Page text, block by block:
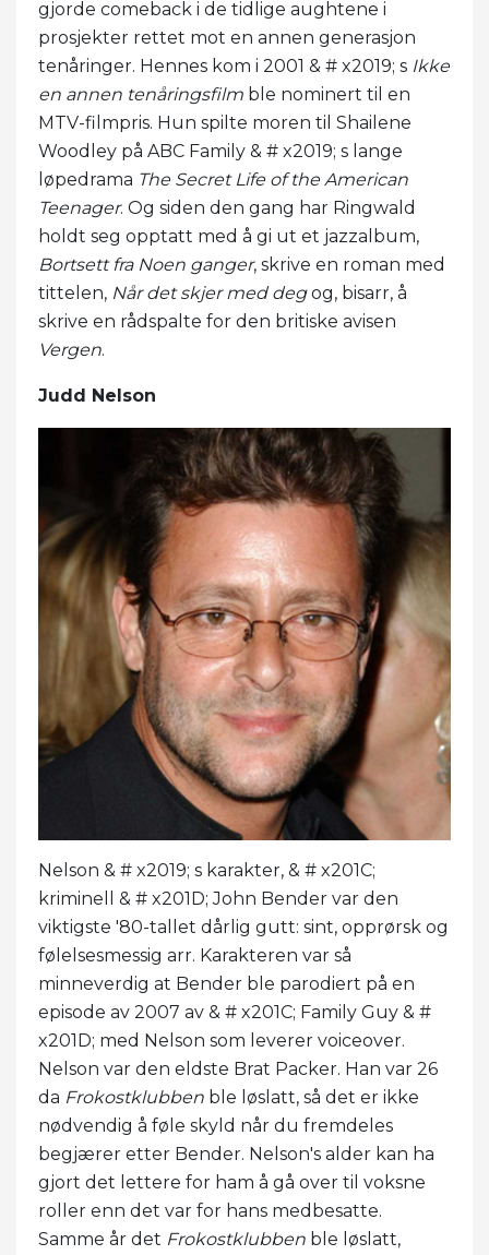
gjorde comeback i de tidlige aughtene i
prosjekter rettet mot en annen generasjon
tenåringer. Hennes kom i 2001 & # x2019; s Ikke
en annen tenåringsfilm ble nominert til en
MTV-filmpris. Hun spilte moren til Shailene
Woodley på ABC Family & # x2019; s lange
løpedrama The Secret Life of the American
Teenager. Og siden den gang har Ringwald
holdt seg opptatt med å gi ut et jazzalbum,
Bortsett fra Noen ganger, skrive en roman med
tittelen, Når det skjer med degog, bisarr, å
skrive en rådspalte for den britiske avisen
Vergen.
Judd Nelson
Nelson & # x2019; s karakter, & # x201C;
kriminell & # x201D; John Bender var den
viktigste '80-tallet dårlig gutt: sint, opprørsk og
følelsesmessig arr. Karakteren var så
minneverdig at Bender ble parodiert på en
episode av 2007 av & # x201C; Family Guy & #
x201D; med Nelson som leverer voiceover.
Nelson var den eldste Brat Packer. Han var 26
da Frokostklubben ble løslatt, så det er ikke
nødvendig å føle skyld når du fremdeles
begjærer etter Bender. Nelson's alder kan ha
gjort det lettere for ham å gå over til voksne
roller enn det var for hans medbesatte.
Samme år det Frokostklubben ble løslatt,